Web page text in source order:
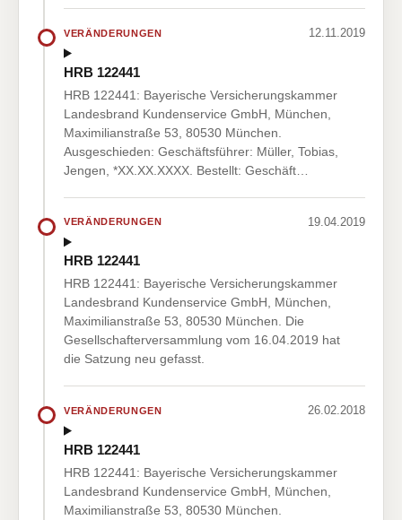
VERÄNDERUNGEN 12.11.2019
HRB 122441
HRB 122441: Bayerische Versicherungskammer
Landesbrand Kundenservice GmbH, München,
Maximilianstraße 53, 80530 München.
Ausgeschieden: Geschäftsführer: Müller, Tobias,
Jengen, *XX.XX.XXXX. Bestellt: Geschäft…
VERÄNDERUNGEN 19.04.2019
HRB 122441
HRB 122441: Bayerische Versicherungskammer
Landesbrand Kundenservice GmbH, München,
Maximilianstraße 53, 80530 München. Die
Gesellschafterversammlung vom 16.04.2019 hat
die Satzung neu gefasst.
VERÄNDERUNGEN 26.02.2018
HRB 122441
HRB 122441: Bayerische Versicherungskammer
Landesbrand Kundenservice GmbH, München,
Maximilianstraße 53, 80530 München.